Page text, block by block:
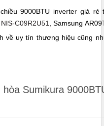
9000BTU inverter giá
NIS-C09R2U51, Samsung
về uy tín thương hiệu cũng
Sumikura